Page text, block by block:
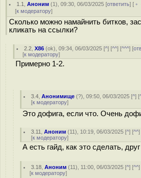
1.1 ,Аноним (1), 09:30, 06/03/2025 [ответить] [
[к модератору]
Сколько можно намайнить битков,
кликать на ссылки?
2.2 ,X86 (ok), 09:34, 06/03/2025 [^] [^^] [^^^] [
[к модератору]
Примерно 1-2.
3.4 ,Анонимище (?), 09:50, 06/03/2025 [^] [
[к модератору]
Это дофига, если что. Очень
3.11 ,Аноним (11), 10:19, 06/03/2025 [^] [^^]
[к модератору]
А есть гайд, как это сделать,
3.18 ,Аноним (11), 11:00, 06/03/2025 [^] [^^]
[к модератору]